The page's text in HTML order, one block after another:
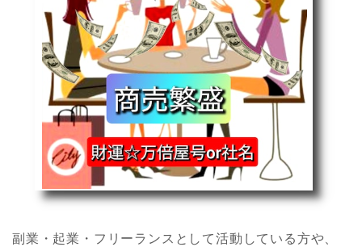
副業・起業・フリーランスとして活動している方や、